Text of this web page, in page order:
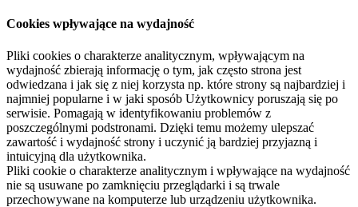
Cookies wpływające na wydajność
Pliki cookies o charakterze analitycznym, wpływającym na
wydajność zbierają informację o tym, jak często strona jest
odwiedzana i jak się z niej korzysta np. które strony są najbardziej i
najmniej popularne i w jaki sposób Użytkownicy poruszają się po
serwisie. Pomagają w identyfikowaniu problemów z
poszczególnymi podstronami. Dzięki temu możemy ulepszać
zawartość i wydajność strony i uczynić ją bardziej przyjazną i
intuicyjną dla użytkownika.
Pliki cookie o charakterze analitycznym i wpływające na wydajność
nie są usuwane po zamknięciu przeglądarki i są trwale
przechowywane na komputerze lub urządzeniu użytkownika.